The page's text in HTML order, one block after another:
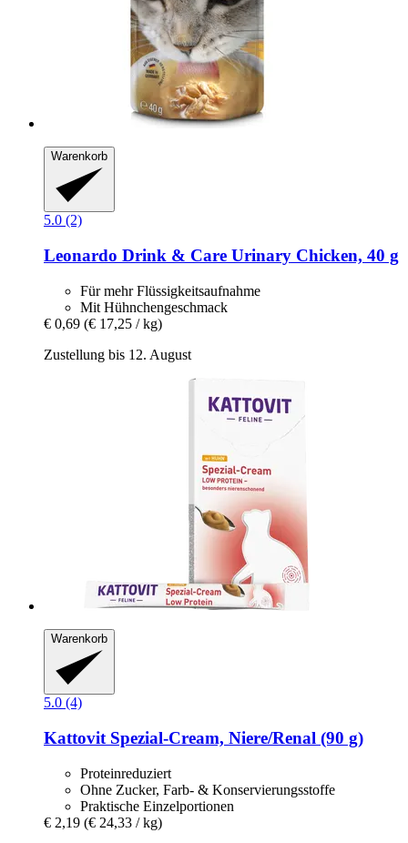
Warenkorb
5.0 (2)
Leonardo Drink & Care Urinary Chicken, 40 g
Für mehr Flüssigkeitsaufnahme
Mit Hühnchengeschmack
€ 0,69 (€ 17,25 / kg)
Zustellung bis 12. August
Warenkorb
5.0 (4)
Kattovit Spezial-​Cream, Niere/Renal (90 g)
Proteinreduziert
Ohne Zucker, Farb- & Konservierungsstoffe
Praktische Einzelportionen
€ 2,19 (€ 24,33 / kg)